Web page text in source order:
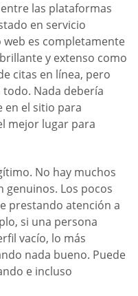
las plataformas
en servicio
es completamente
y extenso como
citas en línea, pero
Nada debería
en el sitio para
mejor lugar para
No hay muchos
genuinos. Los pocos
prestando atención a
si una persona
vacío, lo más
nada bueno. Puede
e incluso